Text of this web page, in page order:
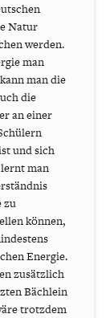
Natur
werden.
man
man die
die
an einer
und sich
man
zu
können,
Energie.
zusätzlich
Bächlein
trotzdem